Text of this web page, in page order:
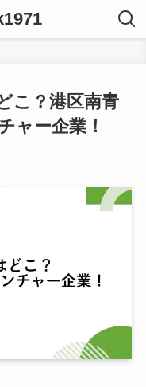
こ？港区南青
ャー企業！